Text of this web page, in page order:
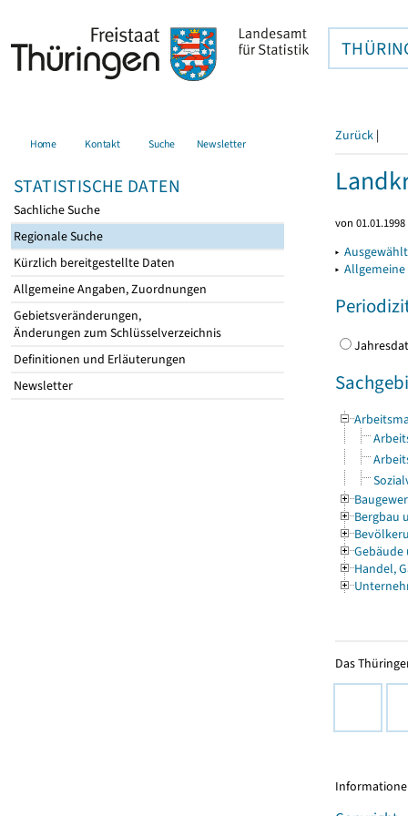
Home Kontakt Suche Newsletter
STATISTISCHE DATEN
Sachliche Suche
Regionale Suche
Kürzlich bereitgestellte Daten
Allgemeine Angaben, Zuordnungen
Gebietsveränderungen,
Änderungen zum Schlüsselverzeichnis
Definitionen und Erläuterungen
Newsletter
Zurück |
von
▸
▸
Bergbau
Gebäude
Handel,
Das